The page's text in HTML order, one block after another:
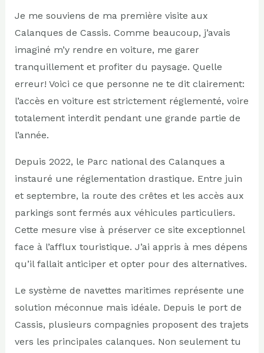
Je me souviens de ma première visite aux
Calanques de Cassis. Comme beaucoup, j’avais
imaginé m’y rendre en voiture, me garer
tranquillement et profiter du paysage. Quelle
erreur! Voici ce que personne ne te dit clairement:
l’accès en voiture est strictement réglementé, voire
totalement interdit pendant une grande partie de
l’année.
Depuis 2022, le Parc national des Calanques a
instauré une réglementation drastique. Entre juin
et septembre, la route des crêtes et les accès aux
parkings sont fermés aux véhicules particuliers.
Cette mesure vise à préserver ce site exceptionnel
face à l’afflux touristique. J’ai appris à mes dépens
qu’il fallait anticiper et opter pour des alternatives.
Le système de navettes maritimes représente une
solution méconnue mais idéale. Depuis le port de
Cassis, plusieurs compagnies proposent des trajets
vers les principales calanques. Non seulement tu